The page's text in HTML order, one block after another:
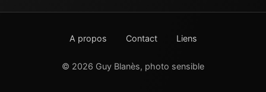
A propos Contact Liens
© 2026 Guy Blanès, photo sensible